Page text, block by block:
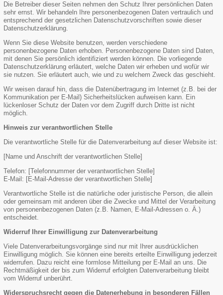
Die Betreiber dieser Seiten nehmen den Schutz Ihrer persönlichen Daten
sehr ernst. Wir behandeln Ihre personenbezogenen Daten vertraulich und
entsprechend der gesetzlichen Datenschutzvorschriften sowie dieser
Datenschutzerklärung.
Wenn Sie diese Website benutzen, werden verschiedene
personenbezogene Daten erhoben. Personenbezogene Daten sind Daten,
mit denen Sie persönlich identifiziert werden können. Die vorliegende
Datenschutzerklärung erläutert, welche Daten wir erheben und wofür wir
sie nutzen. Sie erläutert auch, wie und zu welchem Zweck das geschieht.
Wir weisen darauf hin, dass die Datenübertragung im Internet (z.B. bei der
Kommunikation per E-Mail) Sicherheitslücken aufweisen kann. Ein
lückenloser Schutz der Daten vor dem Zugriff durch Dritte ist nicht
möglich.
Hinweis zur verantwortlichen Stelle
Die verantwortliche Stelle für die Datenverarbeitung auf dieser Website ist:
[Name und Anschrift der verantwortlichen Stelle]
Telefon: [Telefonnummer der verantwortlichen Stelle]
E-Mail: [E-Mail-Adresse der verantwortlichen Stelle]
Verantwortliche Stelle ist die natürliche oder juristische Person, die allein
oder gemeinsam mit anderen über die Zwecke und Mittel der Verarbeitung
von personenbezogenen Daten (z.B. Namen, E-Mail-Adressen o. Ä.)
entscheidet.
Widerruf Ihrer Einwilligung zur Datenverarbeitung
Viele Datenverarbeitungsvorgänge sind nur mit Ihrer ausdrücklichen
Einwilligung möglich. Sie können eine bereits erteilte Einwilligung jederzeit
widerrufen. Dazu reicht eine formlose Mitteilung per E-Mail an uns. Die
Rechtmäßigkeit der bis zum Widerruf erfolgten Datenverarbeitung bleibt
vom Widerruf unberührt.
Widerspruchsrecht gegen die Datenerhebung in besonderen Fällen